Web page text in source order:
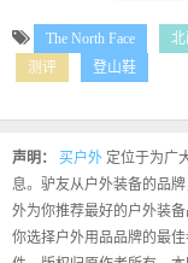
The North Face 北
测评
登山鞋
声明： 买户外 定位于为广
息。驴友从户外装备的品
外为你推荐最好的户外装
你选择户外用品品牌的最